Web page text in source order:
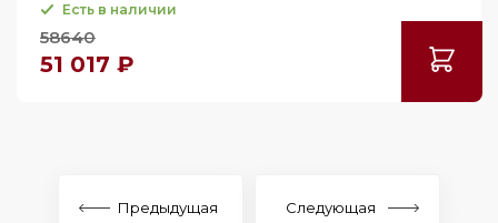
Есть в наличии
58640
51 017 ₽
Предыдущая Следующая